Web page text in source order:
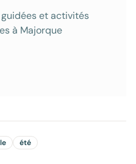
guidées et activités
à Majorque
été